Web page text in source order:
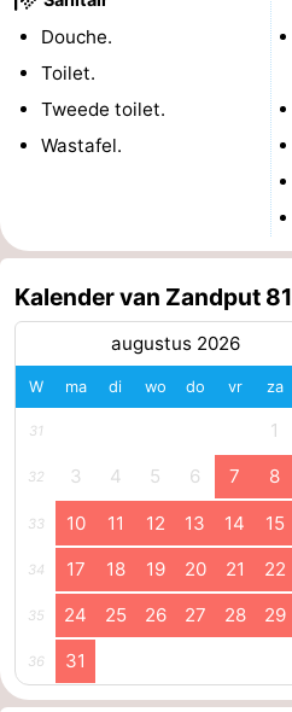
Douche.
Toilet.
Tweede toilet.
Wastafel.
Kalender van Zandput 81
augustus 2026
W ma di wo do vr za
31 1
32 3 4 5 6 7 8
33 10 11 12 13 14 15
34 17 18 19 20 21 22
35 24 25 26 27 28 29
36 31